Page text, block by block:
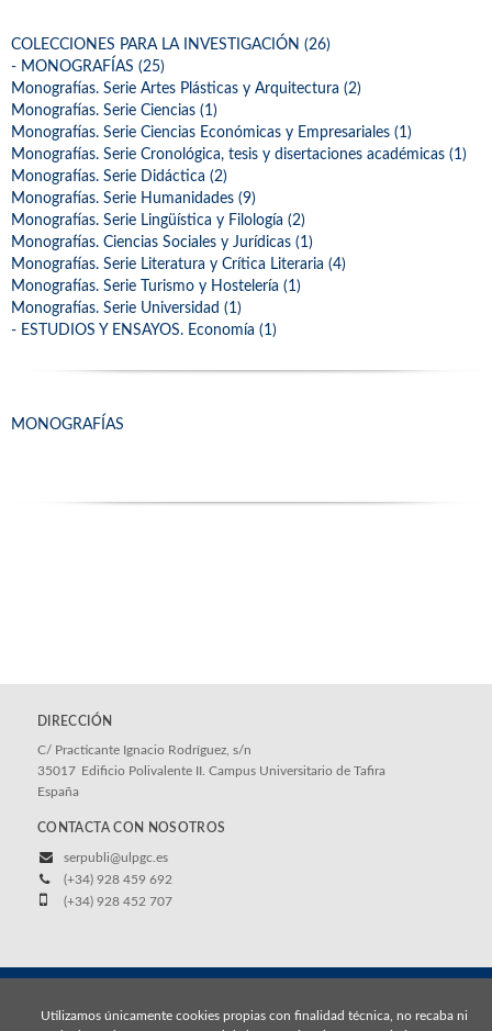
COLECCIONES PARA LA INVESTIGACIÓN (26)
- MONOGRAFÍAS (25)
Monografías. Serie Artes Plásticas y Arquitectura (2)
Monografías. Serie Ciencias (1)
Monografías. Serie Ciencias Económicas y Empresariales (1)
Monografías. Serie Cronológica, tesis y disertaciones académicas (1)
Monografías. Serie Didáctica (2)
Monografías. Serie Humanidades (9)
Monografías. Serie Lingüística y Filología (2)
Monografías. Ciencias Sociales y Jurídicas (1)
Monografías. Serie Literatura y Crítica Literaria (4)
Monografías. Serie Turismo y Hostelería (1)
Monografías. Serie Universidad (1)
- ESTUDIOS Y ENSAYOS. Economía (1)
MONOGRAFÍAS
DIRECCIÓN
C/ Practicante Ignacio Rodríguez, s/n
35017 Edificio Polivalente II. Campus Universitario de Tafira
España
CONTACTA CON NOSOTROS
serpubli@ulpgc.es
(+34) 928 459 692
(+34) 928 452 707
Aviso legal Política de cookies
Utilizamos únicamente cookies propias con finalidad técnica, no recaba ni